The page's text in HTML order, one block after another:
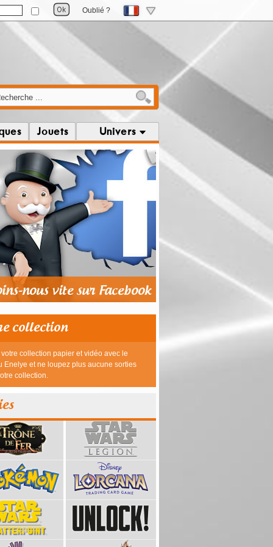
Oublié ?
Jouets Univers
39,95 € 23,95 €
collection
collection papier et vidéo avec le
Enelye et ne loupez plus aucune sorties
collection.